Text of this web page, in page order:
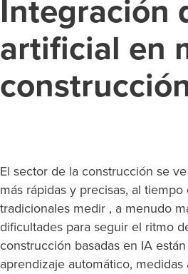
Integración
artificial en
El sector de la construcción se
más rápidas y precisas, al
tradicionales medir , a menudo
dificultades para seguir el ritmo
construcción basadas en IA
aprendizaje automático,